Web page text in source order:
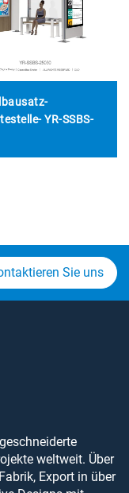
YR-SSBS-
Sie uns
weltweit. Über
Export in über